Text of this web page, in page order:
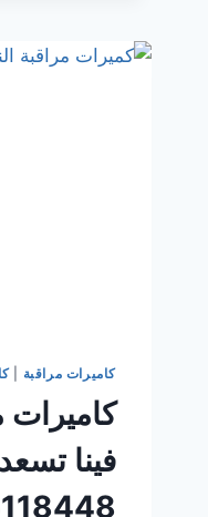
اتصل
كاميرات مراقبة |
كاميرات
فينا